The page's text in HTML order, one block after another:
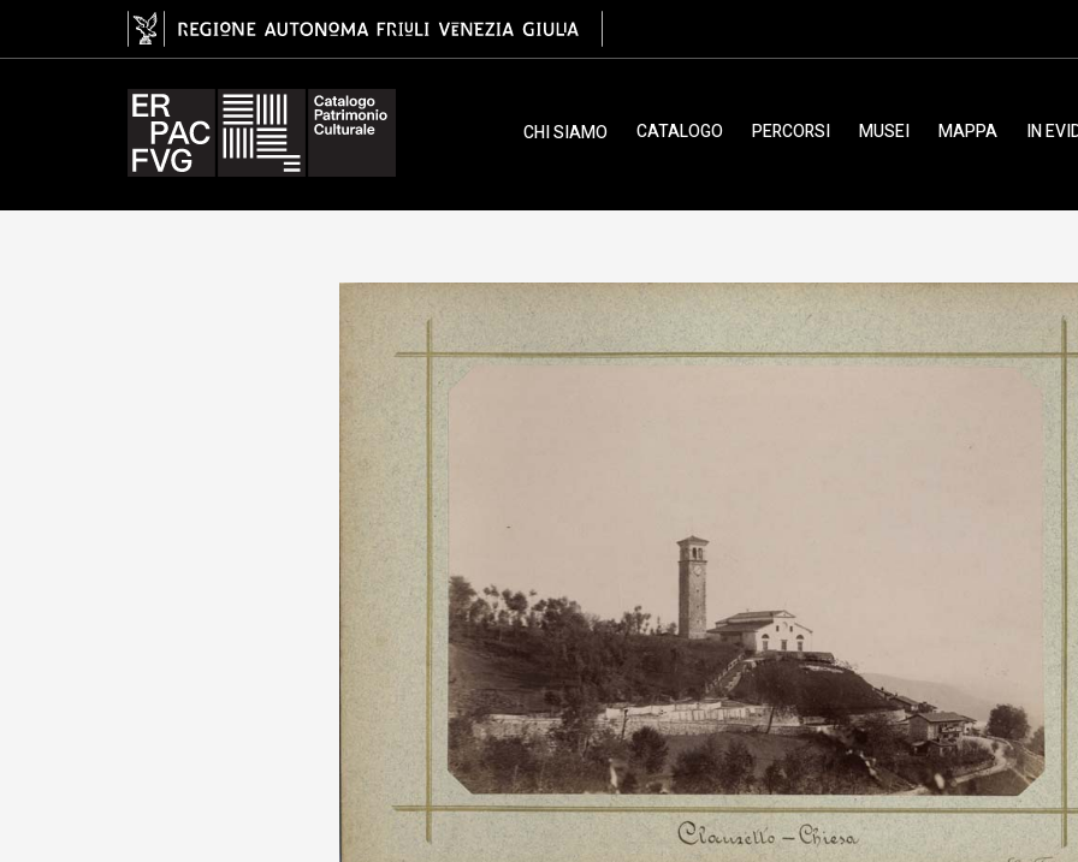
albumina/ carta, Foramitti E.
CHI SIAMO CATALOGO PERCORSI MUSEI MAPPA IN